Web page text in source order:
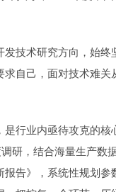
技术研究方向，始
自己，面对技术难
行业内亟待攻克的
研，结合海量生产数
告》，系统性规划